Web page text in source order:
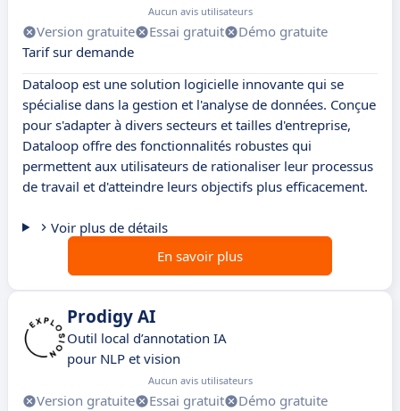
Aucun avis utilisateurs
Version gratuite Essai gratuit
Démo gratuite
Tarif sur demande
Dataloop est une solution logicielle innovante qui se
spécialise dans la gestion et l'analyse de données. Conçue
pour s'adapter à divers secteurs et tailles d'entreprise,
Dataloop offre des fonctionnalités robustes qui
permettent aux utilisateurs de rationaliser leur processus
de travail et d'atteindre leurs objectifs plus efficacement.
Voir plus de détails
En savoir plus
Prodigy AI
Outil local d’annotation IA
pour NLP et vision
Aucun avis utilisateurs
Version gratuite Essai gratuit
Démo gratuite